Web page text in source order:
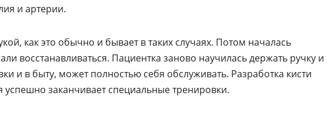
и артерии.
как это обычно и бывает в таких случаях. Потом началась
восстанавливаться. Пациентка заново научилась держать ручку и
и в быту, может полностью себя обслуживать. Разработка кисти
заканчивает специальные тренировки.